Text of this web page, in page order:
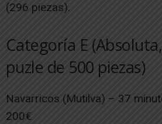
(296 piezas).
Categoría E
puzle de 500 piezas)
Navarricos (Mutilva) – 37
200€